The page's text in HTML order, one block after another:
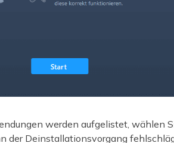
werden aufgelistet, wählen
der Deinstallationsvorgang